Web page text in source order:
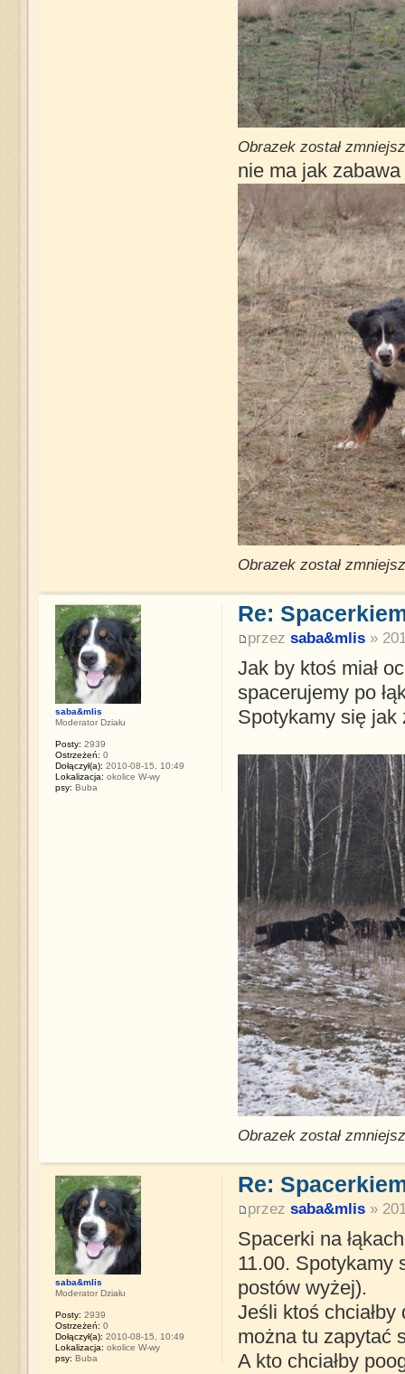
Obrazek został
nie ma jak zabawa
Obrazek został
Re:
przez saba&mlis»
Jak by ktoś miał
spacerujemy po
Spotykamy się
Obrazek został
saba&mlis
Moderator Działu
Posty: 2939
Ostrzeżeń: 0
Dołączył(a): 2010-08-15, 10:49
Lokalizacja: okolice W-wy
psy: Buba
Re:
przez saba&mlis»
Spacerki na
11.00. Spotykamy
postów wyżej).
Jeśli ktoś chciałby
można tu zapytać
A kto chciałby
saba&mlis
Moderator Działu
Posty: 2939
Ostrzeżeń: 0
Dołączył(a): 2010-08-15, 10:49
Lokalizacja: okolice W-wy
psy: Buba